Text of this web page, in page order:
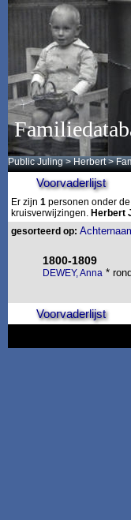
Public Juling >Herbert >
Voorvaderlijst
Er zijn 1 personen onder
kruisverwijzingen. Herbert
gesorteerd op:
1800-1809
DEWEY, Anna *
Voorvaderlijst